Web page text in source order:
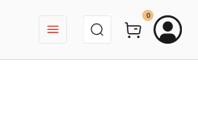
BEJELENTKEZÉS
0